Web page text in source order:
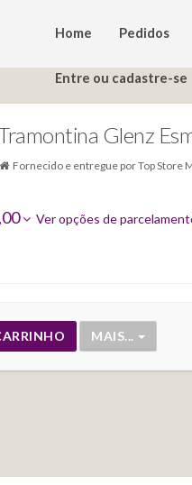
Home Pedidos
Entre ou cadastre-se
Glenz
Fornecido e entregue porTop Store
Ver opções de
MAIS...